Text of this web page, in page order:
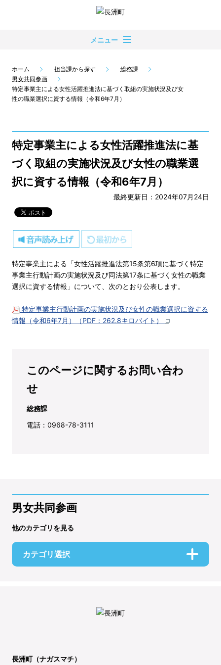
メニュー
ホーム 担当課から探す
総務課
男女共同参画
特定事業主による女性活躍推進法に基づく取組の実施状況及び女
性の職業選択に資する情報（令和6年7月）
特定事業主による女性活躍推進法に基
づく取組の実施状況及び女性の職業選
択に資する情報（令和6年7月）
最終更新日：2024年07月24日
特定事業主による「女性活躍推進法第15条第6項に基づく特定
事業主行動計画の実施状況及び同法第17条に基づく女性の職業
選択に資する情報」について、次のとおり公表します。
特定事業主行動計画の実施状況及び女性の職業選択に資する
情報（令和6年7月）（PDF：262.8キロバイト）
このページに関するお問い合わ
せ
総務課
電話：0968-78-3111
男女共同参画
他のカテゴリを見る
カテゴリ選択
長洲町（ナガスマチ）